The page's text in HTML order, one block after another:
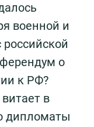
военной и
о
к РФ?
в
дипломаты